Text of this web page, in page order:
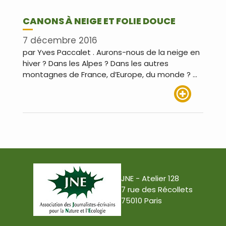
CANONS À NEIGE ET FOLIE DOUCE
7 décembre 2016
par Yves Paccalet . Aurons-nous de la neige en
hiver ? Dans les Alpes ? Dans les autres
montagnes de France, d’Europe, du monde ? …
JNE - Atelier 128
7 rue des Récollets
75010 Paris